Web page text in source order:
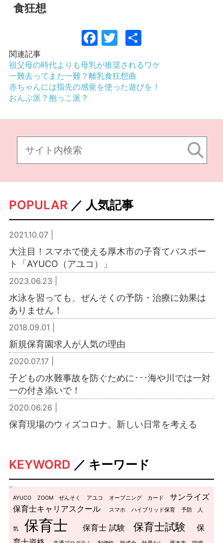
食狂想
Facebook
Twitter
関連記事
祖父母の時代よりも母乳が推奨されるワケ
一難去ってまた一難？離乳食狂想曲
赤ちゃんには指先の感覚を使った遊びを！
おんぶ派？抱っこ派？
POPULAR ／ 人気記事
2021.10.07 |
大注目！スマホで使える厚木市の子育てパスポー
ト「AYUCO（アユコ）」
2023.06.23 |
水泳を習っても、ぜんそくの予防・治療に効果は
ありません！
2018.09.01 |
新規保育園求人が人気の理由
2020.07.17 |
子どもの水難事故を防ぐために･･･海や川では一対
一の付き添いで！
2020.06.26 |
保育現場のウィズコロナ。新しい日常を考える
KEYWORD ／ キーワード
タグ
AYUCO ZOOM ぜんそく アユコ オープニング カード
サンライズ
保育士キャリアスクール
スマホ ハイブリッド保育 予防 人
気 保育士 保育士 試験 保育士試験
保